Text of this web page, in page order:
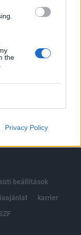
the
Privacy Policy
belüli
süti beállítások
karrier